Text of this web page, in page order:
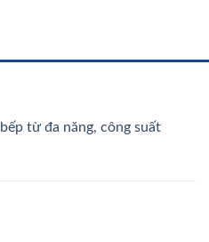
từ đa năng, công suất